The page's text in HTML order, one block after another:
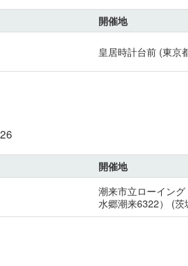
開催地
皇居時計台前 (東京
開催地
潮来市立ローイン
水郷潮来6322） (茨